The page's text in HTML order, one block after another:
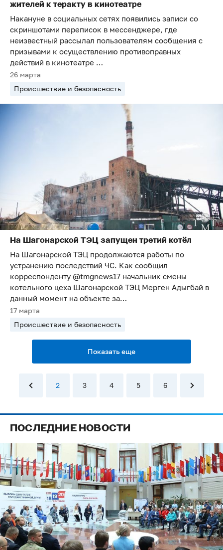
жителей к теракту в кинотеатре
Накануне в социальных сетях появились записи со
скриншотами переписок в мессенджере, где
неизвестный рассылал пользователям сообщения с
призывами к осуществлению противоправных
действий в кинотеатре …
26 марта
Происшествие и безопасность
На Шагонарской ТЭЦ запущен третий котёл
На Шагонарской ТЭЦ продолжаются работы по
устранению последствий ЧС. Как сообщил
корреспонденту @tmgnews17 начальник смены
котельного цеха Шагонарской ТЭЦ Мерген Адыгбай в
данный момент на объекте за…
17 марта
Происшествие и безопасность
Показать еще
2 3 4 5 6
ПОСЛЕДНИЕ НОВОСТИ